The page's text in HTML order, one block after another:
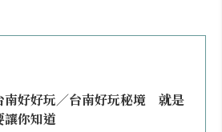
南好好玩／台南好玩秘境 就是
讓你知道